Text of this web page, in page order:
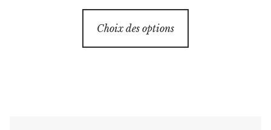
prix
initial
prix
actuel
Choix des options
a